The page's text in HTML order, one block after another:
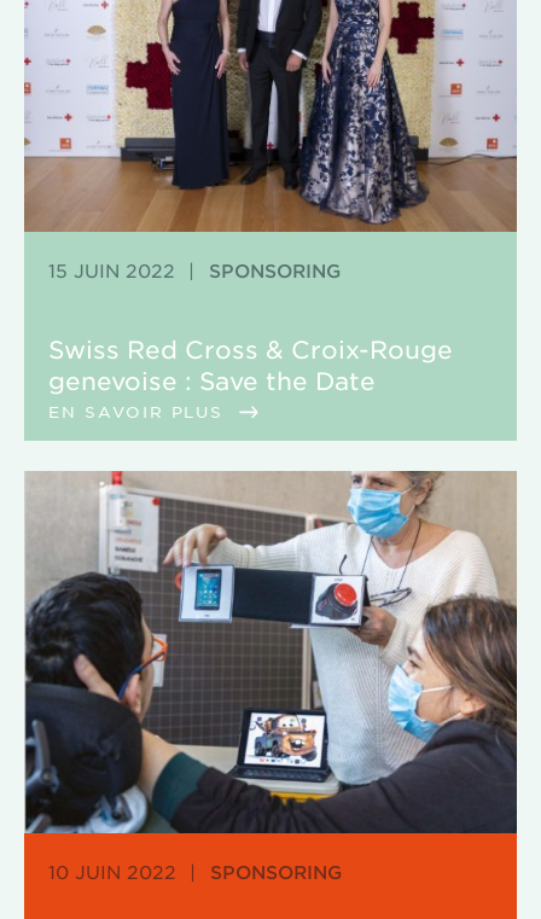
15 JUIN 2022 | SPONSORING
Swiss Red Cross & Croix-Rouge
genevoise : Save the Date
EN SAVOIR PLUS
10 JUIN 2022 | SPONSORING